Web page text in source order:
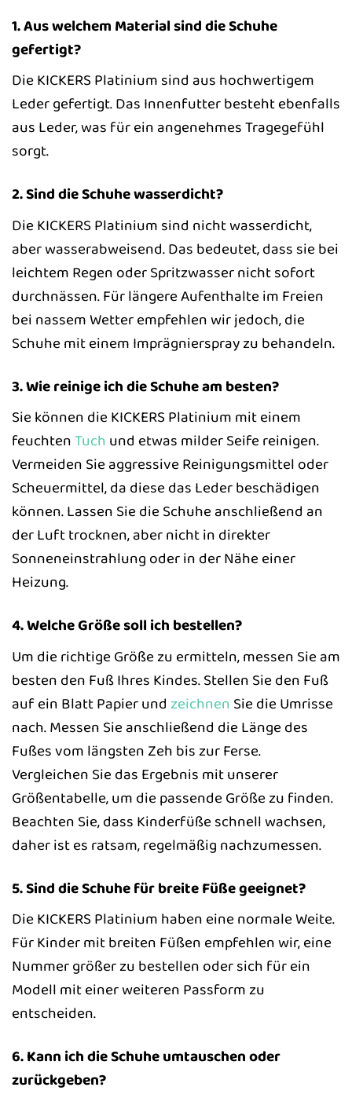
1. Aus welchem Material sind die Schuhe
gefertigt?
Die KICKERS Platinium sind aus hochwertigem
Leder gefertigt. Das Innenfutter besteht ebenfalls
aus Leder, was für ein angenehmes Tragegefühl
sorgt.
2. Sind die Schuhe wasserdicht?
Die KICKERS Platinium sind nicht wasserdicht,
aber wasserabweisend. Das bedeutet, dass sie bei
leichtem Regen oder Spritzwasser nicht sofort
durchnässen. Für längere Aufenthalte im Freien
bei nassem Wetter empfehlen wir jedoch, die
Schuhe mit einem Imprägnierspray zu behandeln.
3. Wie reinige ich die Schuhe am besten?
Sie können die KICKERS Platinium mit einem
feuchtenTuch und etwas milder Seife reinigen.
Vermeiden Sie aggressive Reinigungsmittel oder
Scheuermittel, da diese das Leder beschädigen
können. Lassen Sie die Schuhe anschließend an
der Luft trocknen, aber nicht in direkter
Sonneneinstrahlung oder in der Nähe einer
Heizung.
4. Welche Größe soll ich bestellen?
Um die richtige Größe zu ermitteln, messen Sie am
besten den Fuß Ihres Kindes. Stellen Sie den Fuß
auf ein Blatt Papier und zeichnen Sie die Umrisse
nach. Messen Sie anschließend die Länge des
Fußes vom längsten Zeh bis zur Ferse.
Vergleichen Sie das Ergebnis mit unserer
Größentabelle, um die passende Größe zu finden.
Beachten Sie, dass Kinderfüße schnell wachsen,
daher ist es ratsam, regelmäßig nachzumessen.
5. Sind die Schuhe für breite Füße geeignet?
Die KICKERS Platinium haben eine normale Weite.
Für Kinder mit breiten Füßen empfehlen wir, eine
Nummer größer zu bestellen oder sich für ein
Modell mit einer weiteren Passform zu
entscheiden.
6. Kann ich die Schuhe umtauschen oder
zurückgeben?